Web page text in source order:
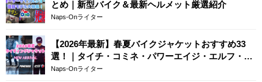
とめ｜新型バイク＆最新ヘルメット厳選紹介
Naps-Onライター
【2026年最新】春夏バイクジャケットおすすめ33
選！｜タイチ・コミネ・パワーエイジ・エルフ・エ
ースカフェロンドン
Naps-Onライター